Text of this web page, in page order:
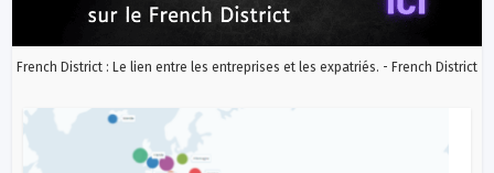
French District : Le lien entre les entreprises et les expatriés. - French District